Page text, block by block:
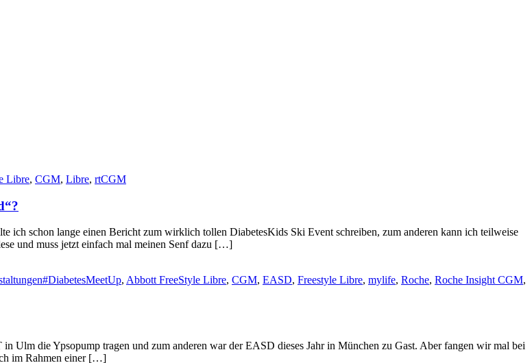
Libre, CGM, Libre, rtCGM
ich schon lange einen Bericht zum wirklich tollen DiabetesKids Ski Event schreiben, zum anderen kann ich teilweise
und muss jetzt einfach mal meinen Senf dazu […]
#DiabetesMeetUp, Abbott FreeStyle Libre, CGM, EASD, Freestyle Libre, mylife, Roche, Roche Insight CGM,
Ulm die Ypsopump tragen und zum anderen war der EASD dieses Jahr in München zu Gast. Aber fangen wir mal bei
im Rahmen einer […]